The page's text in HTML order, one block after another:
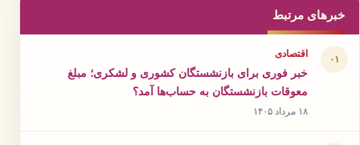
خبرهای مرتبط
۰۱ اقتصادی
خبر فوری برای بازنشستگان کشوری و لشکری؛ مبلغ
معوقات بازنشستگان به حساب‌ها آمد؟
۱۸ مرداد ۱۴۰۵